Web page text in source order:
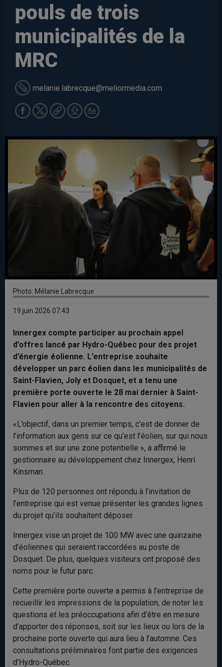
pouls de trois
municipalités de la
MRC
melanie.labrecque@meliormedia.com
Photo: Mélanie Labrecque
19 juin 2026 07:43
Innergex compte participer au prochain appel
d’offres lancé par Hydro-Québec pour des projet
d’énergie éolienne. L’entreprise souhaite
développer un parc éolien dans les municipalités de
Saint-Flavien, Joly et Dosquet, et a tenu une
première porte ouverte le 28 mai dernier à Saint-
Flavien pour aller à la rencontre des citoyens.
«L’objectif, dans un premier temps, c’est de donner de
l’information aux gens sur ce qu’est l’éolien, sur qui nous
sommes et sur une zone potentielle », a affirmé le
gestionnaire au développement chez Innergex, Henri
Kinsman.
Plus de 120 personnes ont répondu à l’invitation de
l’entreprise qui est venue présenter les grandes lignes
du projet qu’ils souhaitent déposer.
Innergex vise un projet de 100 MW avec une quinzaine
d’éoliennes qui seraient raccordées au poste de
Dosquet. De plus, quelques visiteurs ont proposé des
noms pour le futur parc.
Cette première porte ouverte a permis à l’entreprise de
recueillir les impressions de la population, de noter les
questions et les préoccupations afin d’être en mesure
d’apporter des réponses, soit sur les lieux ou lors de la
prochaine porte ouverte qui aura lieu à l’automne. Ces
consultations préliminaires font partie des exigences
d’Hydro-Québec.